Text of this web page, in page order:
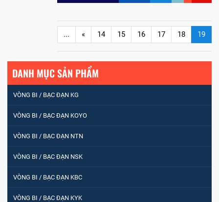
... « 14 15 16 17 18 19
DANH MỤC SẢN PHẨM
VÒNG BI / BẠC ĐẠN KG
VÒNG BI / BẠC ĐẠN KOYO
VÒNG BI / BẠC ĐẠN NTN
VÒNG BI / BẠC ĐẠN NSK
VÒNG BI / BẠC ĐẠN KBC
VÒNG BI / BẠC ĐẠN KYK
VÒNG BI / BẠC ĐẠN NHÀO CÀ NA 24134